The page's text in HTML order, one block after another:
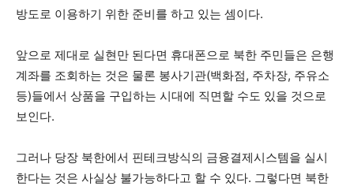
방도로 이용하기 위한 준비를 하고 있는 셈이다.
앞으로 제대로 실현만 된다면 휴대폰으로 북한 주민들은 은행
계좌를 조회하는 것은 물론 봉사기관(백화점, 주차장, 주유소
등)들에서 상품을 구입하는 시대에 직면할 수도 있을 것으로
보인다.
그러나 당장 북한에서 핀테크방식의 금융결제시스템을 실시
한다는 것은 사실상 불가능하다고 할 수 있다. 그렇다면 북한